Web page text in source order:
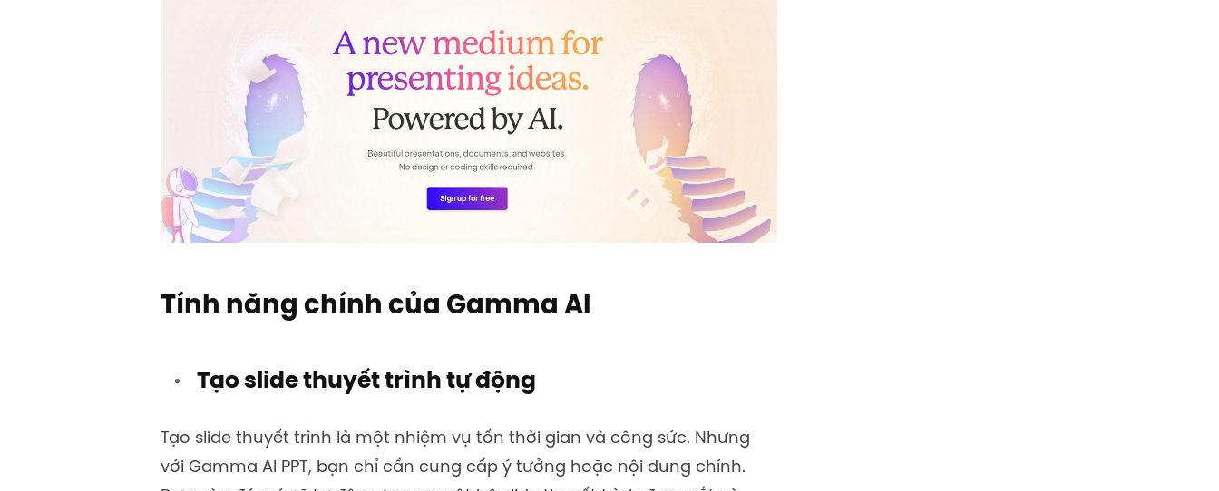
Tính năng chính của Gamma AI
Tạo slide thuyết trình tự động
Tạo slide thuyết trình là một nhiệm vụ tốn thời gian và công sức. Nhưng
với Gamma AI PPT, bạn chỉ cần cung cấp ý tưởng hoặc nội dung chính.